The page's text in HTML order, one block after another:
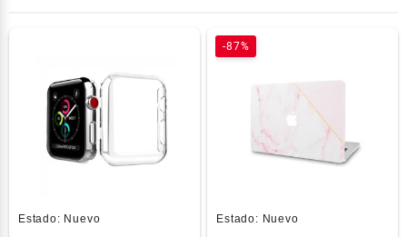
Estado: Nuevo
-87%
Estado: Nuevo